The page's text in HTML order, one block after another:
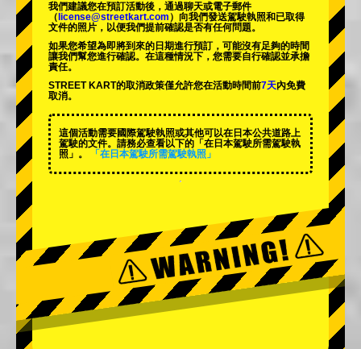
我們建議您在預訂活動後，通過聊天或電子郵件
（ license@streetkart.com ）向我們發送駕駛執照和已取得
文件的照片，以便我們提前確認是否有任何問題。
如果您希望為即將到來的日期進行預訂，可能沒有足夠的時間
讓我們幫您進行確認。在這種情況下，您需要自行確認並承擔
責任。
STREET KART的取消政策僅允許您在活動時間前7天內免費
取消。
這個活動需要國際駕駛執照或其他可以在日本公共道路上
駕駛的文件。請務必查看以下的「在日本駕駛所需駕駛執
照」。
「在日本駕駛所需駕駛執照」